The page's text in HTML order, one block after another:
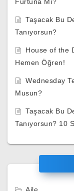
Taşacak Bu
Tanıyorsun?
House of the
Hemen Öğren!
Wednesday
Musun?
Taşacak Bu
Tanıyorsun? 10
Aile